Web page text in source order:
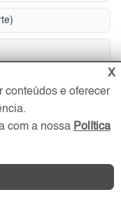
X
conteúdos e oferecer
com a nossa Política